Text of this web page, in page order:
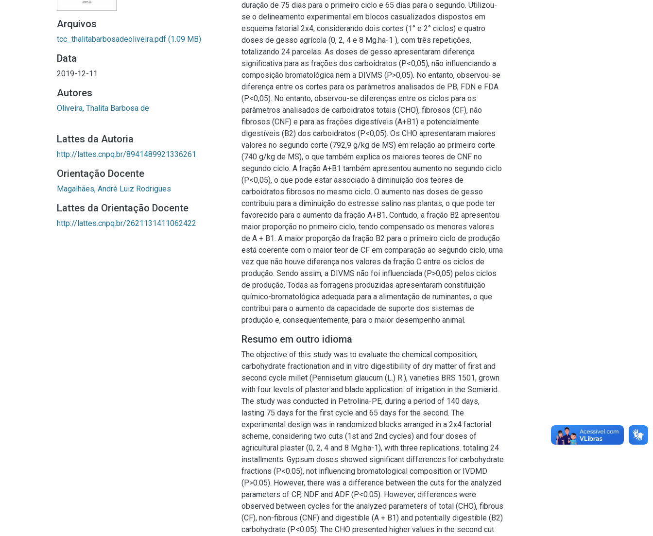
Arquivos
tcc_thalitabarbosadeoliveira.pdf (1.09 MB)
Data
2019-12-11
Autores
Oliveira, Thalita Barbosa de
Lattes da Autoria
http://lattes.cnpq.br/8941489921336261
Orientação Docente
Magalhães, André Luiz Rodrigues
Lattes da Orientação Docente
http://lattes.cnpq.br/2621131411062422
duração de 75 dias para o primeiro ciclo e 65 dias para o segundo. Utilizou-
se o delineamento experimental em blocos casualizados dispostos em
esquema fatorial 2x4, considerando dois cortes (1° e 2° ciclos) e quatro
doses de gesso agrícola (0, 2, 4 e 8 Mg.ha-1 ), com três repetições,
totalizando 24 parcelas. As doses de gesso apresentaram diferença
significativa para as frações dos carboidratos (P<0,05), não influenciando a
composição bromatológica nem a DIVMS (P>0,05). No entanto, observou-se
diferença entre os cortes para os parâmetros analisados de PB, FDN e FDA
(P<0,05). No entanto, observou-se diferenças entre os ciclos para os
parâmetros analisados de carboidratos totais (CHO), fibrosos (CF), não
fibrosos (CNF) e para as frações digestíveis (A+B1) e potencialmente
digestíveis (B2) dos carboidratos (P<0,05). Os CHO apresentaram maiores
valores no segundo corte (792,9 g/kg de MS) em relação ao primeiro corte
(740 g/kg de MS), o que também explica os maiores teores de CNF no
segundo ciclo. A fração A+B1 também apresentou aumento no segundo ciclo
(P<0,05), o que pode estar associado à diminuição dos teores de
carboidratos fibrosos no mesmo ciclo. O aumento nas doses de gesso
contribuiu para a diminuição do estresse salino nas plantas, o que pode ter
favorecido para o aumento da fração A+B1. Contudo, a fração B2 apresentou
maior proporção no primeiro ciclo, tendo compensado os menores valores
de A + B1. A maior proporção da fração B2 para o primeiro ciclo de produção
está coerente com o maior teor de CF em comparação ao segundo ciclo, uma
vez que não houve diferença nos valores da fração C entre os ciclos de
produção. Sendo assim, a DIVMS não foi influenciada (P>0,05) pelos ciclos
de produção. Todas as forragens produzidas apresentaram constituição
químico-bromatológica adequada para a alimentação de ruminantes, o que
contribui para o aumento da capacidade de suporte dos sistemas de
produção e, consequentemente, para o maior desempenho animal.
Resumo em outro idioma
The objective of this study was to evaluate the chemical composition,
carbohydrate fractionation and in vitro digestibility of dry matter of first and
second cycle millet (Pennisetum glaucum (L.) R.), varieties BRS 1501, grown
with four levels of plaster and blade application. of irrigation in the Semiarid.
The study was conducted in Petrolina-PE, during a period of 140 days,
lasting 75 days for the first cycle and 65 days for the second. The
experimental design was in randomized blocks arranged in a 2x4 factorial
scheme, considering two cuts (1st and 2nd cycles) and four doses of
agricultural plaster (0, 2, 4 and 8 Mg.ha-1), with three replications. totaling 24
installments. Gypsum doses showed significant differences for carbohydrate
fractions (P<0.05), not influencing bromatological composition or IVDMD
(P>0.05). However, there was a difference between the cuts for the analyzed
parameters of CP, NDF and ADF (P<0.05). However, differences were
observed between cycles for the analyzed parameters of total (CHO), fibrous
(CF), non-fibrous (CNF) and digestible (A + B1) and potentially digestible (B2)
carbohydrate (P<0.05). The CHO presented higher values in the second cut